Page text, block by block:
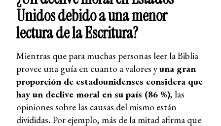
Unidos debido a una menor
lectura de la Escritura?
Mientras que para muchas personas leer la Biblia
provee una guía en cuanto a valores yuna gran
proporción de estadounidenses considera que
hay un declive moral en su país (86 %), las
opiniones sobre las causas del mismo están
divididas. Por ejemplo, más de la mitad afirma que